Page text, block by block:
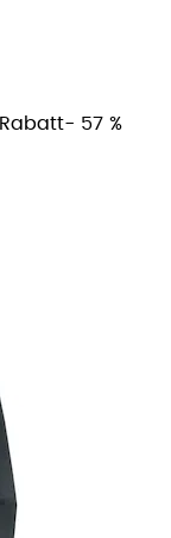
Rabatt- 57 %